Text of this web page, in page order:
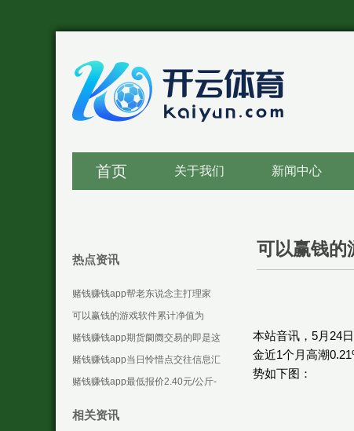
首页 关于我们 新闻中心
可以赢钱的
本站音讯，5月24
金近1个月高潮
势如下图：
热点资讯
赌钱赚钱app帮老东说念主打理家
务-可以赢钱的游戏软件下载
可以赢钱的游戏软件累计净值为
1.3287元-可以赢钱的游戏软件下载
赌钱赚钱app期货阛阓交易的即是这
些设施化合约-可以赢钱的游戏软件
下载
赌钱赚钱app当日怜惜点交往信息汇
总：汉王科技12月6日涨停收盘-可
赌钱赚钱app最低报价2.40元/公斤-
相关资讯